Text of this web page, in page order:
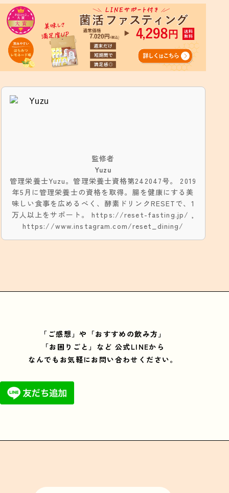
監修者
Yuzu
管理栄養士Yuzu。管理栄養士資格第242047号。 2019
年5月に管理栄養士の資格を取得。腸を健康にする美
味しい食事を広めるべく、酵素ドリンクRESETで、1
万人以上をサポート。 https://reset-fasting.jp/ ,
https://www.instagram.com/reset_dining/
「ご感想」や「おすすめの飲み方」
「お困りごと」など 公式LINEから
なんでもお気軽にお問い合わせください。